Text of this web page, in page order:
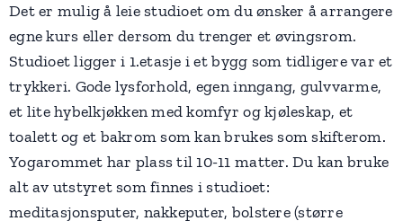
Det er mulig å leie studioet om du ønsker å arrangere
egne kurs eller dersom du trenger et øvingsrom.
Studioet ligger i 1.etasje i et bygg som tidligere var et
trykkeri. Gode lysforhold, egen inngang, gulvvarme,
et lite hybelkjøkken med komfyr og kjøleskap, et
toalett og et bakrom som kan brukes som skifterom.
Yogarommet har plass til 10-11 matter. Du kan bruke
alt av utstyret som finnes i studioet:
meditasjonsputer, nakkeputer, bolstere (større